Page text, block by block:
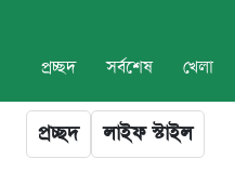
প্রচ্ছদ সর্বশেষ খেলা
প্রচ্ছদ লাইফ স্টাইল